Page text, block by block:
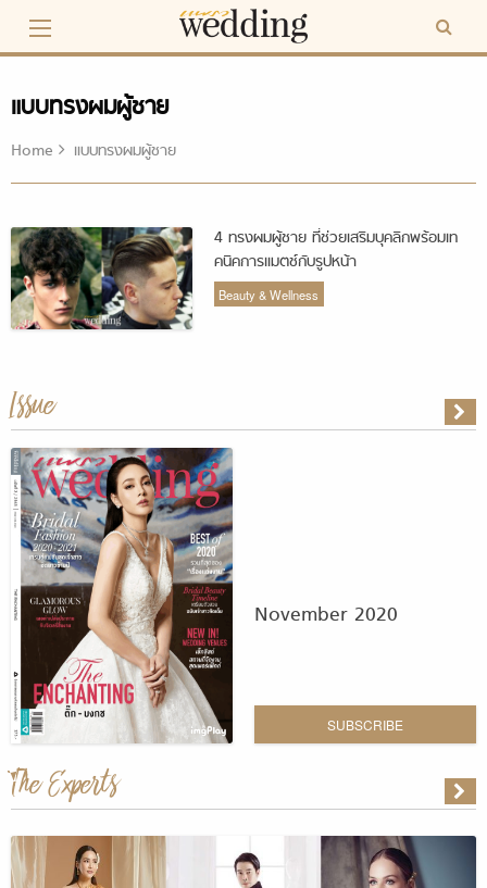
content
แบบทรงผมผู้ชาย
Home แบบทรงผมผู้ชาย
4 ทรงผมผู้ชาย ที่ช่วยเสริมบุคลิกพร้อมเท
คนิคการแมตช์กับรูปหน้า
Beauty & Wellness
Issue
November 2020
SUBSCRIBE
The Experts